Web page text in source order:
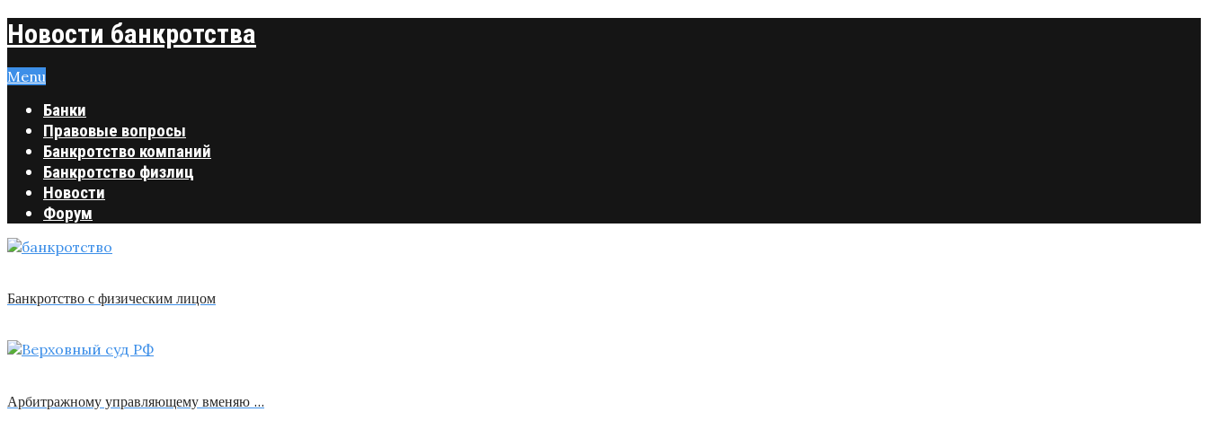
Новости банкротства
Menu
Банки
Правовые вопросы
Банкротство компаний
Банкротство физлиц
Новости
Форум
Банкротство с физическим лицом
Арбитражному управляющему вменяю …